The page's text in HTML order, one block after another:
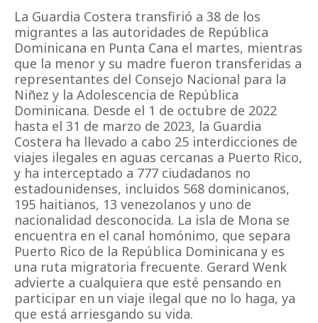
La Guardia Costera transfirió a 38 de los
migrantes a las autoridades de República
Dominicana en Punta Cana el martes, mientras
que la menor y su madre fueron transferidas a
representantes del Consejo Nacional para la
Niñez y la Adolescencia de República
Dominicana. Desde el 1 de octubre de 2022
hasta el 31 de marzo de 2023, la Guardia
Costera ha llevado a cabo 25 interdicciones de
viajes ilegales en aguas cercanas a Puerto Rico,
y ha interceptado a 777 ciudadanos no
estadounidenses, incluidos 568 dominicanos,
195 haitianos, 13 venezolanos y uno de
nacionalidad desconocida. La isla de Mona se
encuentra en el canal homónimo, que separa
Puerto Rico de la República Dominicana y es
una ruta migratoria frecuente. Gerard Wenk
advierte a cualquiera que esté pensando en
participar en un viaje ilegal que no lo haga, ya
que está arriesgando su vida.